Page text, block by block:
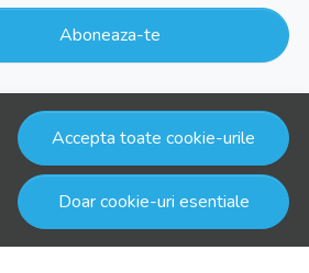
Accepta toate cookie-urile
Doar cookie-uri esentiale
Aboneaza-te